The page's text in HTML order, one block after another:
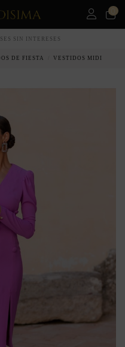
SIN INTERESES
DE FIESTA VESTIDOS MIDI